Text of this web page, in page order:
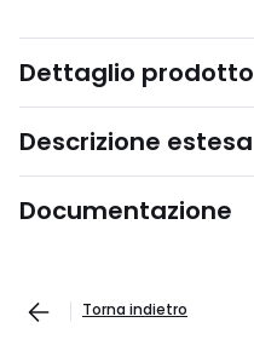
Dettaglio prodotto
Descrizione estesa
Documentazione
Torna indietro